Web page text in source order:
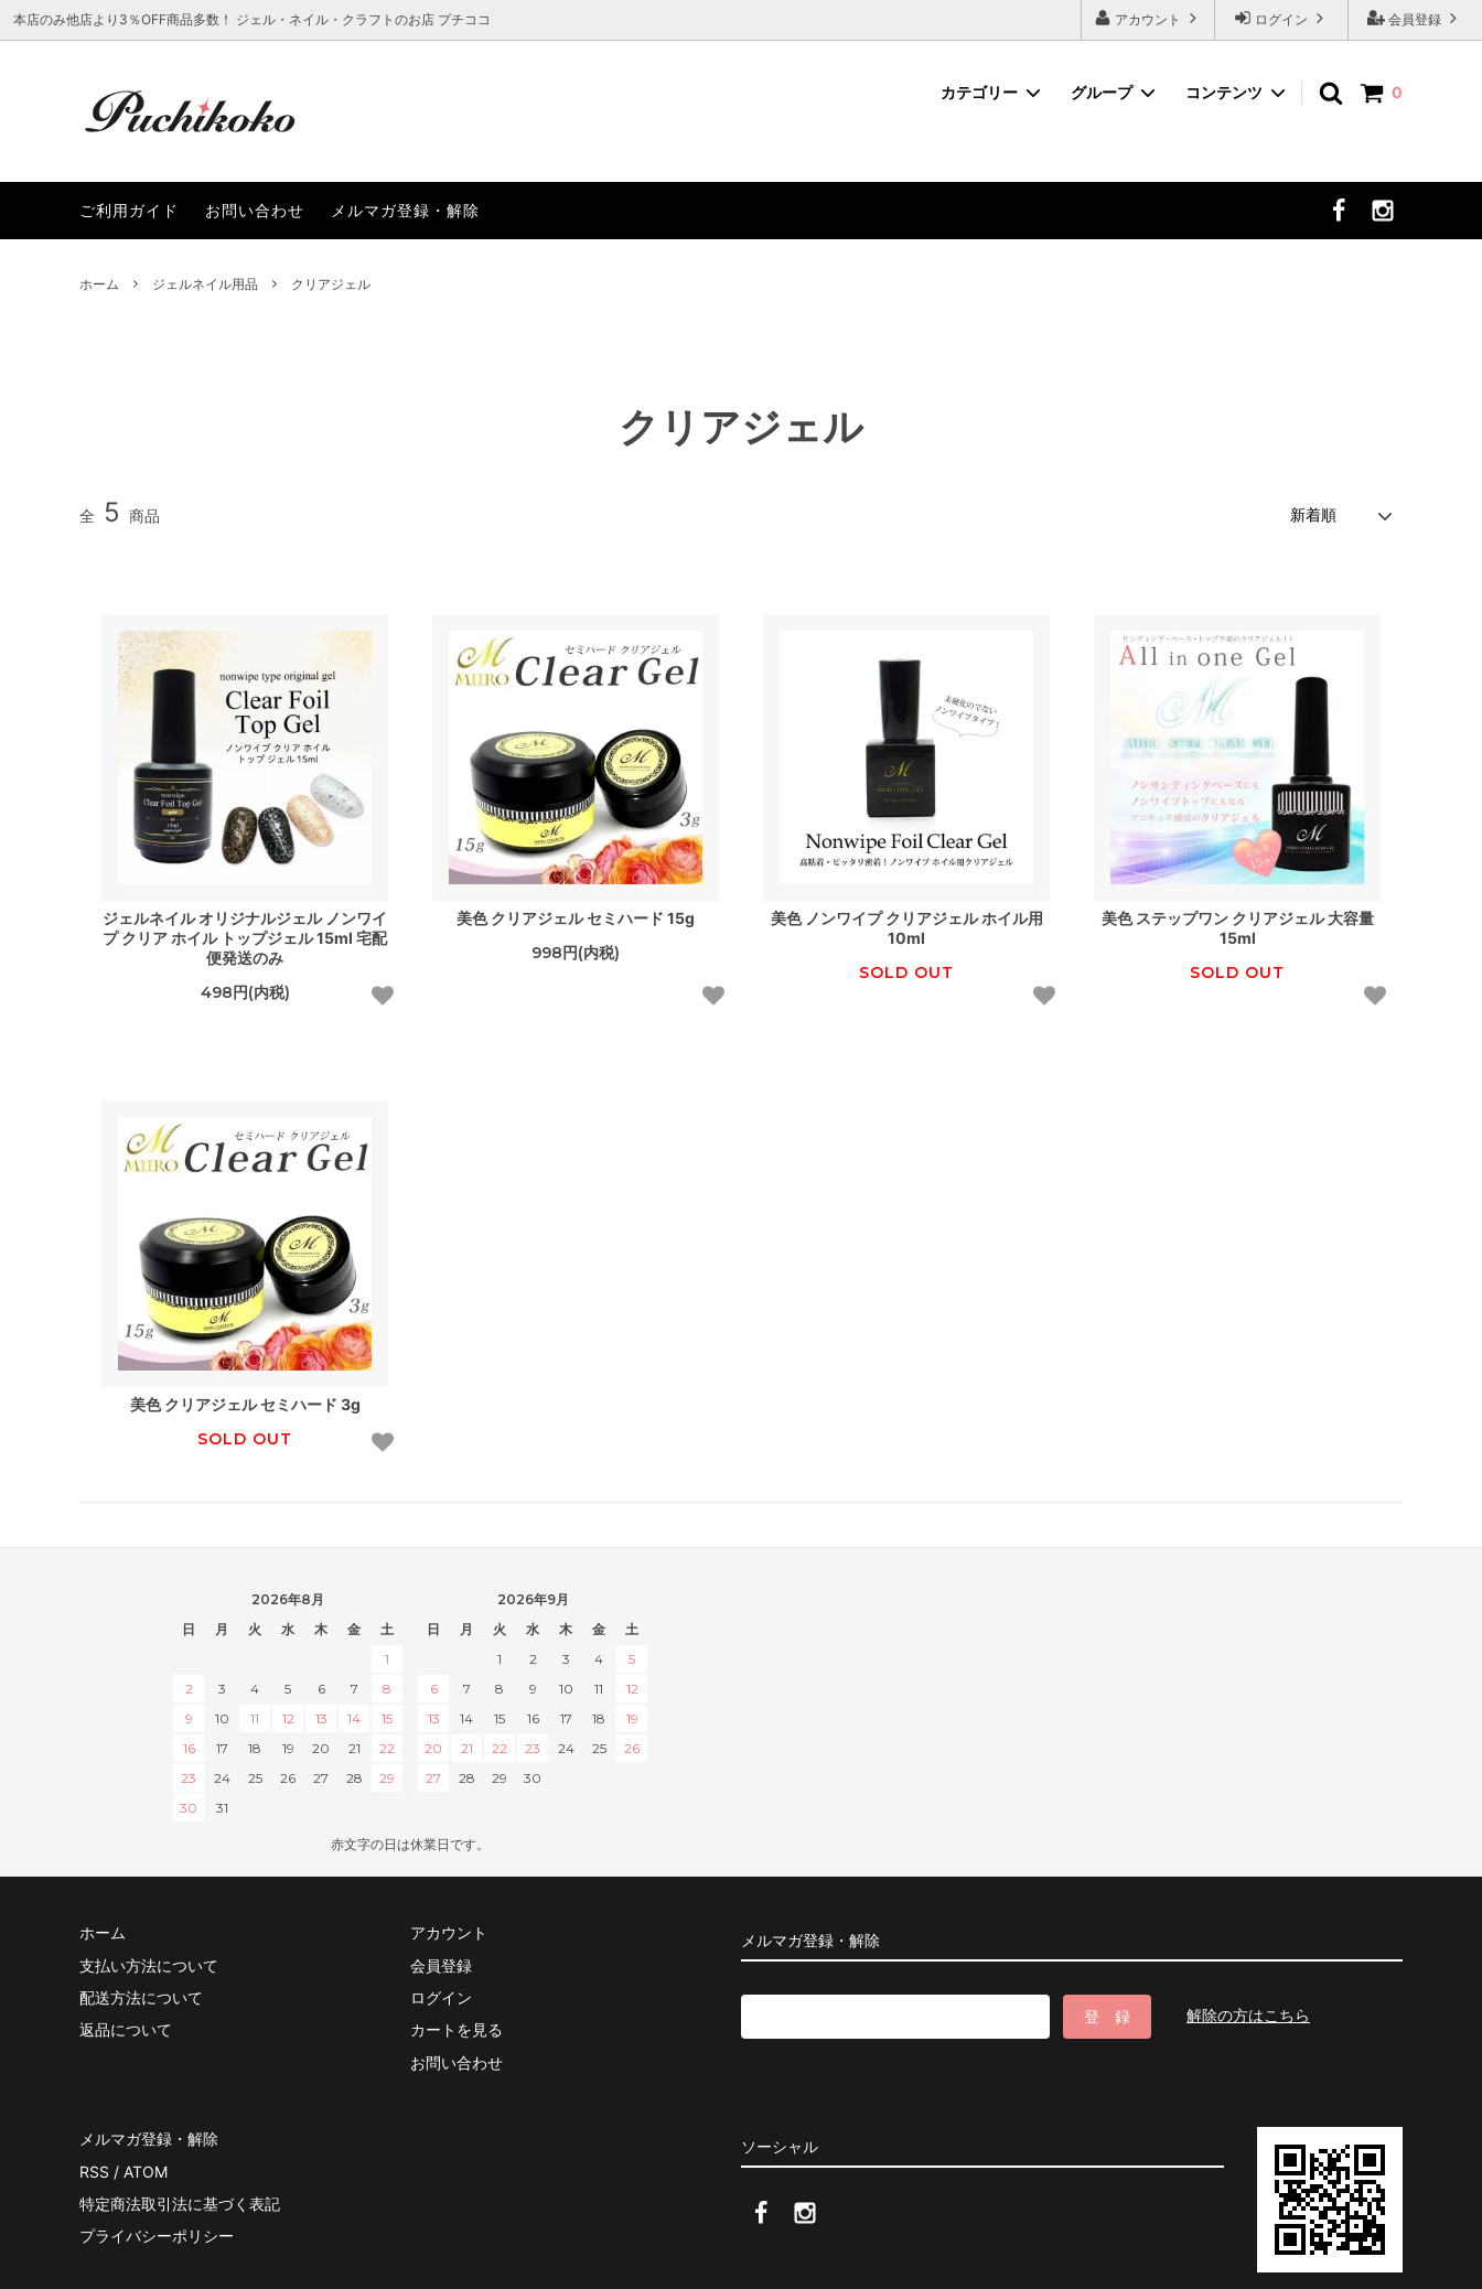
会員登録
ログイン
アカウント
本店のみ他店より3％OFF商品多数！ ジェル・ネイル・クラフトのお店 プチココ
0
カテゴリー
レジン・クラフト用品 ファッション雑貨
グループ
まつ毛エクステアイテムから選ぶ ブランドから選ぶ
コンテンツ
ご利用ガイド お問い合わせ メルマガ登録・解除
ホーム ジェルネイル用品 クリアジェル
クリアジェル
全 5 商品
ジェルネイル オリジナルジェル ノンワイ
プ クリア ホイル トップジェル 15ml 宅配
便発送のみ
498円(内税)
美色 クリアジェル セミハード 15g
998円(内税)
美色 ノンワイプ クリアジェル ホイル用
10ml
SOLD OUT
美色 ステップワン クリアジェル 大容量
15ml
SOLD OUT
美色 クリアジェル セミハード 3g
SOLD OUT
2026年8月
日
月 火 水 木 金
土
1
2
3 4 5 6 7
8
9
10 11 12 13 14
15
16
17 18 19 20 21
22
23
24 25 26 27 28
29
30
31
2026年9月
日
月 火 水 木 金
土
1
2 3 4
5
6
7 8 9 10 11
12
13
14 15 16 17 18
19
20
21 22 23 24 25
26
27
28 29 30
赤文字の日は休業日です。
メルマガ登録・解除
解除の方はこちら
ホーム
支払い方法について
配送方法について
返品について
アカウント
会員登録
ログイン
カートを見る
お問い合わせ
ソーシャル
メルマガ登録・解除
RSS / ATOM
特定商法取引法に基づく表記
プライバシーポリシー